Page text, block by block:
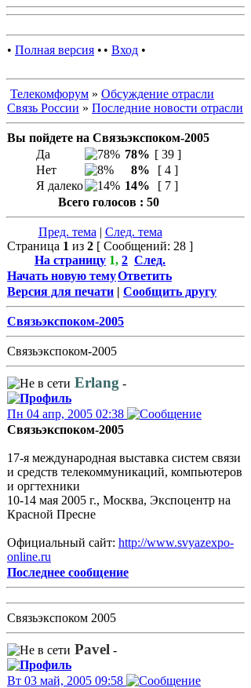
• Полная версия • • Вход •
Телекомфорум » Обсуждение отрасли
Связь России » Последние новости отрасли
Вы пойдете на Связьэкспоком-2005
Да
78% [ 39 ]
Нет
8%
[ 4 ]
Я далеко
14%
[ 7 ]
Всего голосов : 50
Пред. тема | След. тема
Страница 1 из 2 [ Сообщений: 28 ]
На страницу 1, 2 След.
Начать новую темуОтветить
Версия для печати | Сообщить другу
Связьэкспоком-2005
Связьэкспоком-2005
Erlang -
Пн 04 апр, 2005 02:38
Связьэкспоком-2005
17-я международная выставка систем связи
и средств телекоммуникаций, компьютеров
и оргтехники
10-14 мая 2005 г., Москва, Экспоцентр на
Красной Пресне
Официальный сайт: http://www.svyazexpo-
online.ru
Последнее сообщение
Связьэкспоком 2005
Pavel -
Вт 03 май, 2005 09:58